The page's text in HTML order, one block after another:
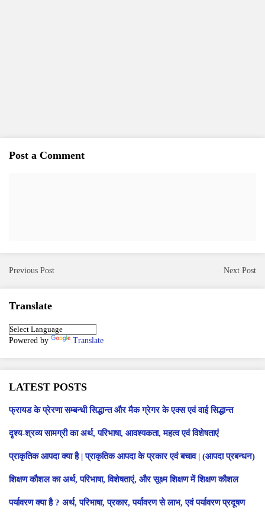
Post a Comment
Previous Post Next Post
Translate
Powered by Translate
LATEST POSTS
फ्रायड के प्रेरणा सम्बन्धी सिद्धान्त और मैक ग्रेगर के एक्स एवं वाई सिद्धान्त
दृश्य-श्रव्य सामग्री का अर्थ, परिभाषा, आवश्यकता, महत्व एवं विशेषताएं
प्राकृतिक आपदा क्या है | प्राकृतिक आपदा के प्रकार एवं बचाव | (आपदा प्रबन्धन)
शिक्षण कौशल का अर्थ, परिभाषा, विशेषताएं, और सूक्ष्म शिक्षण में शिक्षण कौशल
पर्यावरण क्या है ? अर्थ, परिभाषा, प्रकार, पर्यावरण से लाभ, एवं पर्यावरण प्रदूषण